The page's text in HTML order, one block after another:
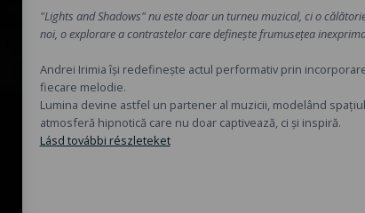
"Lights and Shadows" nu este doar un turneu muzical, ci o
noi, o explorare a contrastelor care definește frumusețea
Andrei Irimia își redefinește actul performativ prin
fiecare melodie.
Lumina devine astfel un partener al muzicii, modelând
atmosferă hipnotică care nu doar captivează, ci și inspiră.
Lásd további részleteket